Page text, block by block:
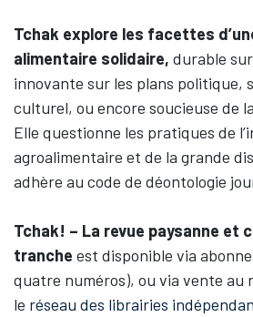
Tchak explore les facettes
alimentaire solidaire, durable
innovante sur les plans politique,
culturel, ou encore soucieuse de
Elle questionne les pratiques de
agroalimentaire et de la grande
adhère au code de déontologie
Tchak! – La revue paysanne et
tranche est disponible via
quatre numéros), ou via vente au
le réseau des librairies